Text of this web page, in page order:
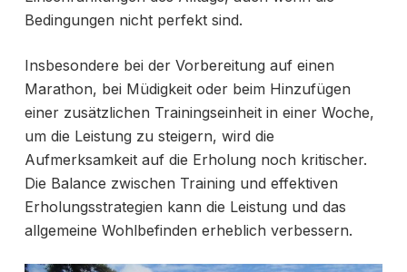
Bedingungen nicht perfekt sind.
Insbesondere bei der Vorbereitung auf einen
Marathon, bei Müdigkeit oder beim Hinzufügen
einer zusätzlichen Trainingseinheit in einer Woche,
um die Leistung zu steigern, wird die
Aufmerksamkeit auf die Erholung noch kritischer.
Die Balance zwischen Training und effektiven
Erholungsstrategien kann die Leistung und das
allgemeine Wohlbefinden erheblich verbessern.